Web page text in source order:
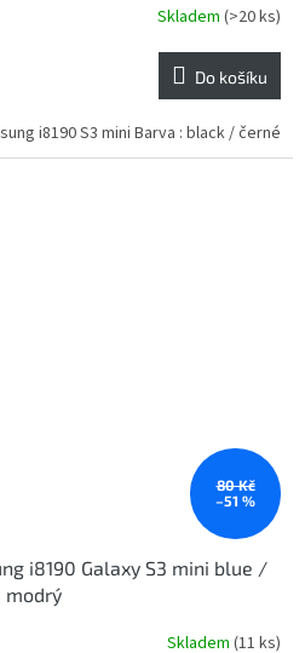
Skladem (>20 ks)
Do košíku
i8190 S3 mini Barva : black / černé
80 Kč
–51 %
i8190 Galaxy S3 mini blue /
modrý
Skladem (11 ks)